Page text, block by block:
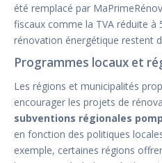
été remplacé par
fiscaux comme la TVA réduite à
rénovation énergétique restent
Programmes locaux et
Les régions et municipalités
encourager les projets de
subventions régionales
en fonction des politiques
exemple, certaines régions